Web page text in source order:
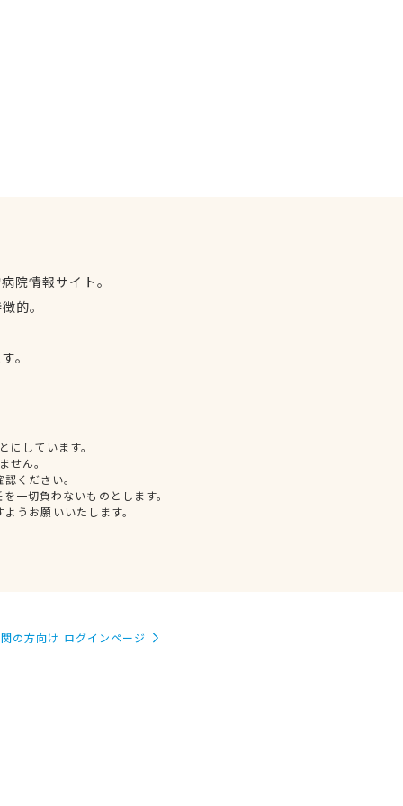
院情報サイト。
的。
。
しています。
せん。
ください。
一切負わないものとします。
うお願いいたします。
の方向け ログインページ